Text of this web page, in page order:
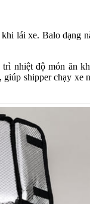
lái xe. Balo dạng
nhiệt độ món ăn
shipper chạy